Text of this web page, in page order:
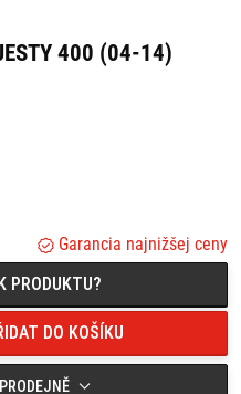
400 (04-14)
Garancia najnižšej ceny
PRODUKTU?
DO KOŠÍKU